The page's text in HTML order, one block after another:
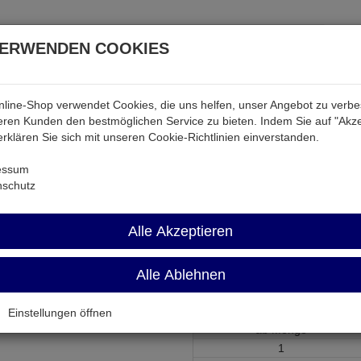
& Akkus Audio & Video Strom Tab &
Akkus
DL2016-BG2
1
COOKIES
Shop verwendet Cookies, die uns helfen, unser Angebot zu
Kunden den bestmöglichen Service zu bieten. Indem Sie auf
Sie sich mit unseren Cookie-Richtlinien einverstanden.
Alle Akzeptieren
Alle Ablehnen
Einstellungen öffnen